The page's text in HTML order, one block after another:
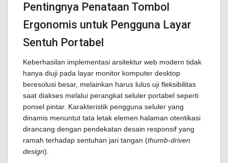
Pentingnya Penataan Tombol
Ergonomis untuk Pengguna Layar
Sentuh Portabel
Keberhasilan implementasi arsitektur web modern tidak
hanya diuji pada layar monitor komputer desktop
beresolusi besar, melainkan harus lulus uji fleksibilitas
saat diakses melalui perangkat seluler portabel seperti
ponsel pintar. Karakteristik pengguna seluler yang
dinamis menuntut tata letak elemen halaman otentikasi
dirancang dengan pendekatan desain responsif yang
ramah terhadap sentuhan jari tangan (thumb-driven
design).